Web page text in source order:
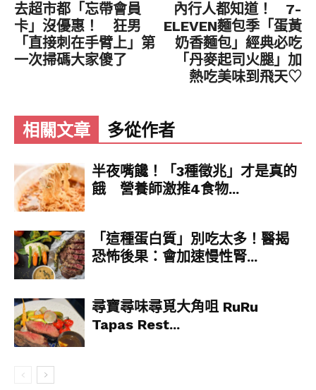
去超市都「忘帶會員
卡」沒優惠！ 狂男
「直接刺在手臂上」第
一次掃碼大家傻了
內行人都知道！ 7-
ELEVEN麵包季「蛋黃
奶香麵包」經典必吃
「丹麥起司火腿」加
熱吃美味到飛天♡
相關文章 多從作者
半夜嘴饞！「3種徵兆」才是真的
餓 營養師激推4食物...
「這種蛋白質」別吃太多！醫揭
恐怖後果：會加速慢性腎...
尋寶尋味尋覓大角咀 RuRu
Tapas Rest...